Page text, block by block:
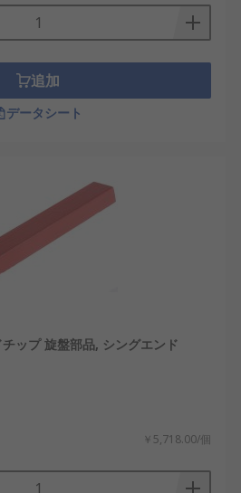
追加
データシート
ップ 旋盤部品, シングエンド
￥5,718.00/個